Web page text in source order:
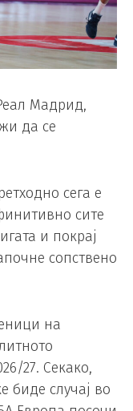
Мадрид,
да се
сега е
сите
и покрај
сопствено
на
27. Секако,
биде случај во